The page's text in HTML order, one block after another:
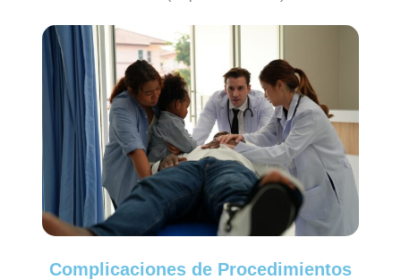
Complicaciones de Procedimientos